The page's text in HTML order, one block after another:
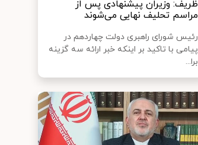
ظریف: وزیران پیشنهادی پس از
مراسم تحلیف نهایی می‌شوند
رئیس شورای راهبری دولت چهاردهم در
پیامی با تاکید بر اینکه خبر ارائه سه گزینه
برا...